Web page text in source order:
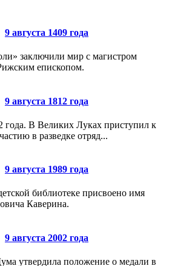
9 августа 1409 года
заключили мир с магистром
епископом.
9 августа 1812 года
года. В Великих Луках приступил к
в разведке отряд...
9 августа 1989 года
библиотеке присвоено имя
Каверина.
9 августа 2002 года
утвердила положение о медали в